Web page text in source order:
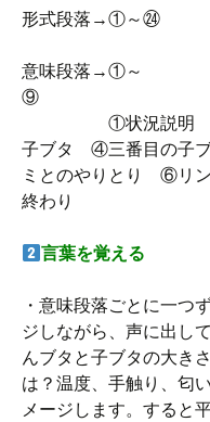
形式段落→①～㉔
意味段落→①～
①状況説明 ②一
子ブタ ④三番目の子
ミとのやりとり ⑥
終わり
言葉を覚える
・意味段落ごとに一つ
ジしながら、声に出し
んブタと子ブタの大き
は？温度、手触り、匂
メージします。すると